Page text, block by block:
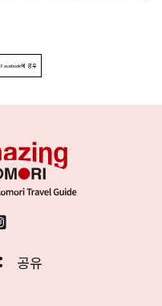
Facebook에 공유
공유